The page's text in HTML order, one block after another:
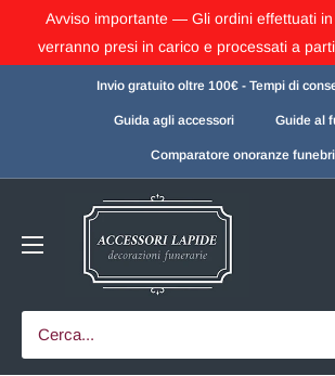
Avviso importante — Gli ordini effettuati
verranno presi in carico e processati a
Invio gratuito oltre 100€ - Tempi di
Guida agli accessori Guide al
Comparatore onoranze funebri